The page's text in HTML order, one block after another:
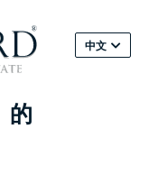
中文
的